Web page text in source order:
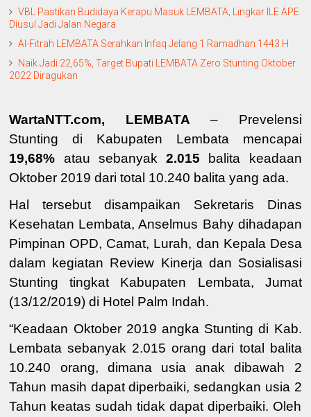
VBL Pastikan Budidaya Kerapu Masuk LEMBATA; Lingkar ILE APE
Diusul Jadi Jalan Negara
Al-Fitrah LEMBATA Serahkan Infaq Jelang 1 Ramadhan 1443 H
Naik Jadi 22,65%, Target Bupati LEMBATA Zero Stunting Oktober
2022 Diragukan
WartaNTT.com, LEMBATA – Prevelensi
Stunting di Kabupaten Lembata mencapai
19,68% atau sebanyak2.015 balita keadaan
Oktober 2019 dari total 10.240 balita yang ada.
Hal tersebut disampaikan Sekretaris Dinas
Kesehatan Lembata, Anselmus Bahy dihadapan
Pimpinan OPD, Camat, Lurah, dan Kepala Desa
dalam kegiatan Review Kinerja dan Sosialisasi
Stunting tingkat Kabupaten Lembata, Jumat
(13/12/2019) di Hotel Palm Indah.
“Keadaan Oktober 2019 angka Stunting di Kab.
Lembatasebanyak 2.015orang dari total balita
10.240 orang, dimana usia anak
dibawah 2
Tahun masih dapat diperbaiki, sedangkan usia 2
Tahun keatas sudah tidak dapat diperbaiki. Oleh